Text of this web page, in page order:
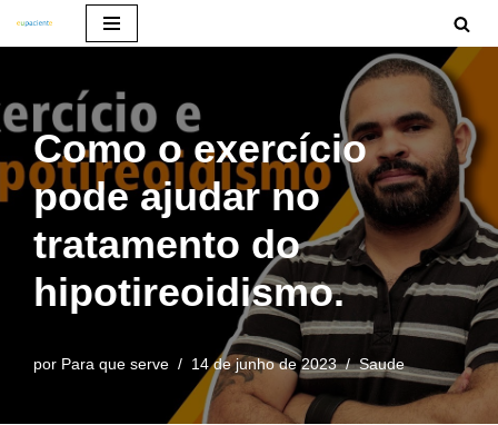
o
conteúdo
Como o exercício
pode ajudar no
tratamento do
hipotireoidismo.
por Para que serve 14 de junho de 2023 Saude